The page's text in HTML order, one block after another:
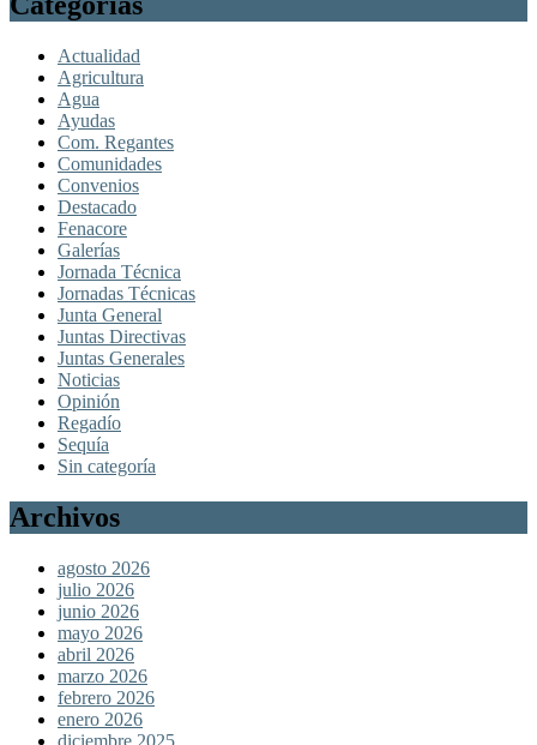
Actualidad
Agricultura
Agua
Ayudas
Com. Regantes
Comunidades
Convenios
Destacado
Fenacore
Galerías
Jornada Técnica
Jornadas Técnicas
Junta General
Juntas Directivas
Juntas Generales
Noticias
Opinión
Regadío
Sequía
Sin categoría
Archivos
agosto 2026
julio 2026
junio 2026
mayo 2026
abril 2026
marzo 2026
febrero 2026
enero 2026
diciembre 2025